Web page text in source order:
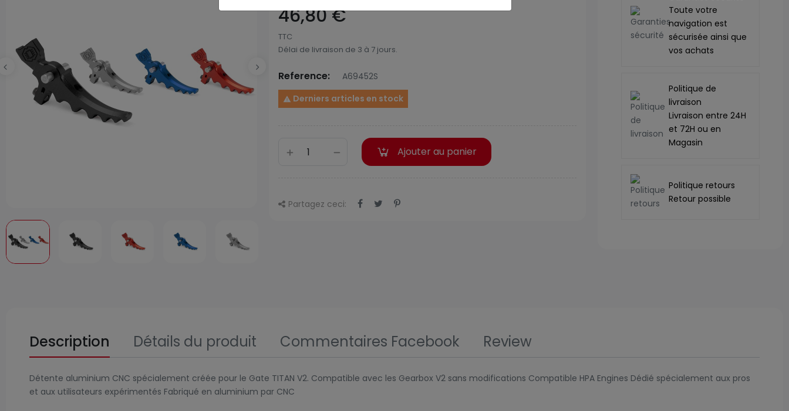
46,80 €
TTC
Délai de livraison de 3 à 7 jours.
Reference: A69452S
 Derniers articles en stock
Ajouter au panier
Partagez ceci:
Toute votre
navigation est
sécurisée ainsi que
vos achats
Politique de
livraison
Livraison entre 24H
et 72H ou en
Magasin
Politique retours
Retour possible
Description Détails du produit Commentaires Facebook Review
Détente aluminium CNC spécialement créée pour le Gate TITAN V2. Compatible avec les Gearbox V2 sans modifications Compatible HPA Engines Dédié spécialement aux pros
et aux utilisateurs expérimentés Fabriqué en aluminium par CNC